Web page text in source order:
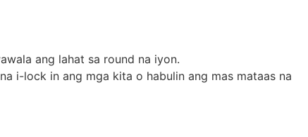
ang lahat sa round na iyon.
i-lock in ang mga kita o habulin ang mas mataas na